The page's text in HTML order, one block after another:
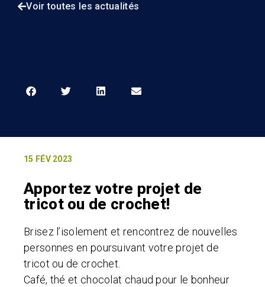
Voir toutes les actualités
15 FÉV 2023
Apportez votre projet de
tricot ou de crochet!
Brisez l’isolement et rencontrez de nouvelles
personnes en poursuivant votre projet de
tricot ou de crochet.
Café, thé et chocolat chaud pour le bonheur